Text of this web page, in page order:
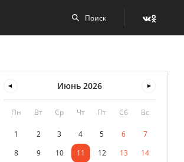
Июнь 2026
Пн Вт Ср Чт Пт Сб Вс
1 2 3 4 5 6
7
8
9 10 11 12 13
14